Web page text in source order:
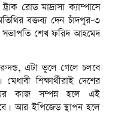
রোড মাদ্রাসা ক্যাম্পাসে
বক্তব্য দেন চাঁদপুর-৩
শেখ ফরিদ আহমেদ
এটা ভুলে গেলে চলবে
শিক্ষার্থীরাই দেশের
কাজ সম্পন্ন হলে এই
আর ইপিজেড স্থাপন হলে